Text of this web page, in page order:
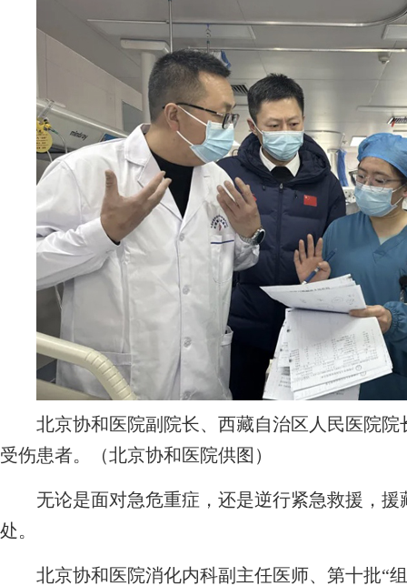
北京协和医院副院长、西藏自治区人民医院院
受伤患者。（北京协和医院供图）
无论是面对急危重症，还是逆行紧急救援，援
处。
北京协和医院消化内科副主任医师、第十批“组